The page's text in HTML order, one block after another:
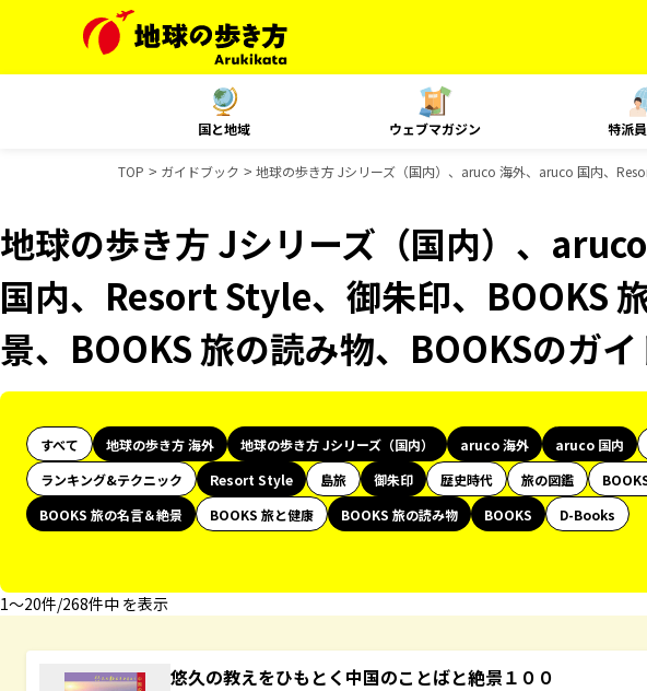
国と地域 ウェブマガジン 特派
TOP ガイドブック 地球の歩き方 Jシリーズ（国内）、aruco 海外、aruco 国内、
地球の歩き方 Jシリーズ（国内）、
国内、Resort Style、御朱印、BOOKS
景、BOOKS 旅の読み物、BOOKSのガ
すべて 地球の歩き方 海外 地球の歩き方 Jシリーズ（国内） aruco 海外 aruco 国内
ランキング&テクニック
Resort Style 島旅 御朱印 歴史時代 旅の図鑑
BOOKS 旅の名言＆絶景
BOOKS 旅と健康 BOOKS 旅の読み物 BOOKS
D-Books
1〜20件/268件中 を表示
悠久の教えをひもとく中国のことばと絶景１００